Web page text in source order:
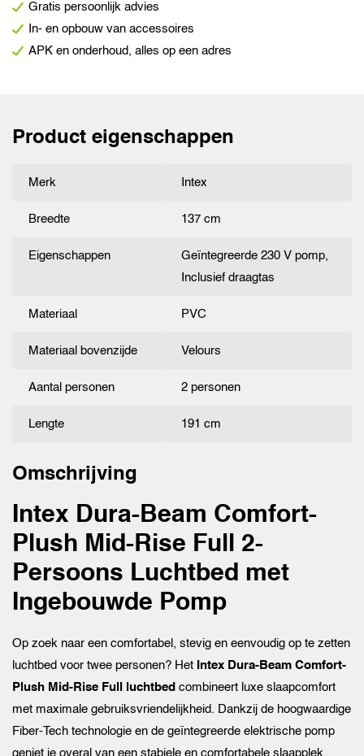
Rise
Full
2-
Gratis persoonlijk advies
In- en opbouw van accessoires
APK en onderhoud, alles op een adres
Product eigenschappen
Merk Intex
Breedte 137 cm
Eigenschappen
Geïntegreerde 230 V pomp,
Inclusief draagtas
Materiaal PVC
Materiaal bovenzijde Velours
Aantal personen 2 personen
Lengte 191 cm
Omschrijving
Intex Dura-Beam Comfort-
Plush Mid-Rise Full 2-
Persoons Luchtbed met
Ingebouwde Pomp
Op zoek naar een comfortabel, stevig en eenvoudig op te zetten
luchtbed voor twee personen? Het Intex Dura-Beam Comfort-
Plush Mid-Rise Full luchtbed combineert luxe slaapcomfort
met maximale gebruiksvriendelijkheid. Dankzij de hoogwaardige
Fiber-Tech technologie en de geïntegreerde elektrische pomp
geniet je overal van een stabiele en comfortabele slaapplek.